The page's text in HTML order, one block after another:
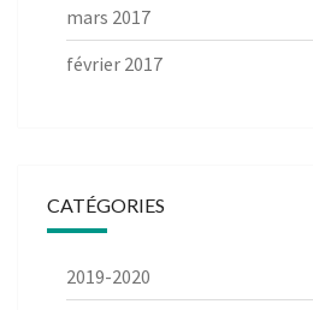
mars 2017
février 2017
CATÉGORIES
2019-2020